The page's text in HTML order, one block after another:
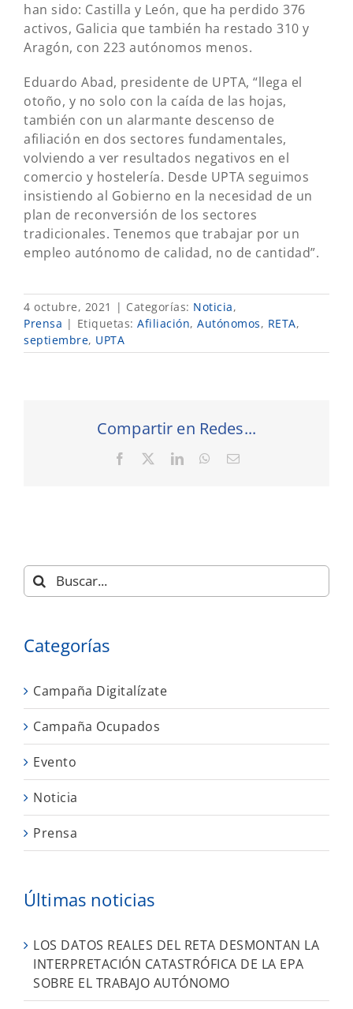
han sido: Castilla y León, que ha perdido 376
activos, Galicia que también ha restado 310 y
Aragón, con 223 autónomos menos.
Eduardo Abad, presidente de UPTA, “llega el
otoño, y no solo con la caída de las hojas,
también con un alarmante descenso de
afiliación en dos sectores fundamentales,
volviendo a ver resultados negativos en el
comercio y hostelería. Desde UPTA seguimos
insistiendo al Gobierno en la necesidad de un
plan de reconversión de los sectores
tradicionales. Tenemos que trabajar por un
empleo autónomo de calidad, no de cantidad”.
4 octubre, 2021 | Categorías: Noticia,
Prensa | Etiquetas: Afiliación, Autónomos, RETA,
septiembre, UPTA
Compartir en Redes...
Facebook LinkedInWhatsApp
Correo
Buscar:
Categorías
Campaña Digitalízate
Campaña Ocupados
Evento
Noticia
Prensa
Últimas noticias
LOS DATOS REALES DEL RETA DESMONTAN LA
INTERPRETACIÓN CATASTRÓFICA DE LA EPA
SOBRE EL TRABAJO AUTÓNOMO